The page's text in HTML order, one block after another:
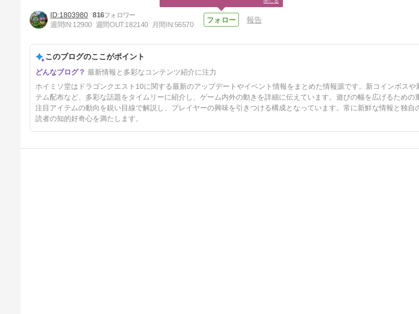
終わらないドラクエの今後のロ
ードマップ的なものが公開！そ
6日前
1803980 816
週間IN:12900 週間OUT:182140 月間IN:56570
報告
このブログのここがポイント
最新情報と多彩なコンテンツ紹介に注力
ホイミソ堂はドラゴンクエスト10に関する最新のアップデートやイベント情報をまとめた情報源です。新コインボスや
テム配布など、多彩な話題をタイムリーに紹介し、ゲーム内外の動きを詳細に伝えています。遊びの幅を広げるための
注目アイテムの動向を鋭い目線で解説し、プレイヤーの興味を引きつける構成となっています。常に新鮮な情報と独自
読者の知的好奇心を満たします。